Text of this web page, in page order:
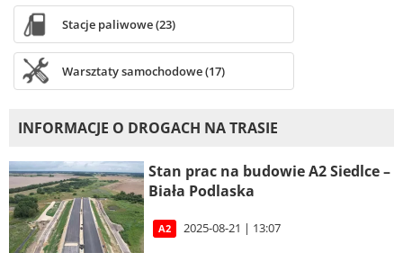
Stacje paliwowe (23)
Warsztaty samochodowe (17)
INFORMACJE O DROGACH NA TRASIE
Stan prac na budowie A2 Siedlce –
Biała Podlaska
A2 2025-08-21 | 13:07